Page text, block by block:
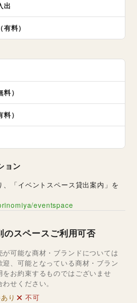
出
料）
）
）
ョン
「イベントスペース貸出案内」を
eventspace
のスペースご利用可否
可能な商材・ブランドについては
、可能となっている商材・ブラン
をお約束するものではございませ
せください。
り 不可